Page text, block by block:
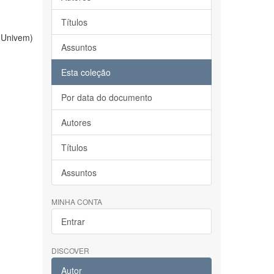
Títulos
Assuntos
Esta coleção
Por data do documento
Autores
Títulos
Assuntos
MINHA CONTA
Entrar
DISCOVER
Autor